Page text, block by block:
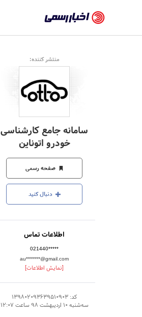
رسمی
-
اخبار
تایید
شده
شرکت‌ها،
سازمان‌ها
و
روابط
عمومی‌ها
منتشر کننده:
سامانه جامع کارشناسی
خودرو اتوناین
صفحه رسمی
دنبال کنید
اطلاعات تماس
021440*****
au*******@gmail.com
[نمایش اطلاعات]
کد: 139802093639510903
سه‌شنبه 10 اردیبهشت 98 ساعت 12:07